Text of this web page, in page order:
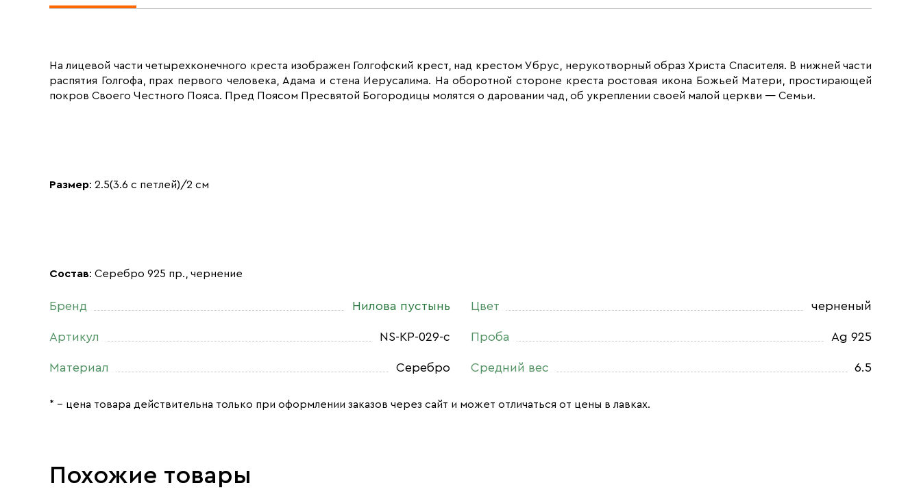
На лицевой части четырехконечного креста изображен Голгофский крест, над крестом Убрус, нерукотворный образ Христа Спасителя. В нижней части
распятия Голгофа, прах первого человека, Адама и стена Иерусалима. На оборотной стороне креста ростовая икона Божьей Матери, простирающей
покров Своего Честного Пояса. Пред Поясом Пресвятой Богородицы молятся о даровании чад, об укреплении своей малой церкви — Семьи.
Размер: 2.5(3.6 с петлей)/2 см
Состав: Серебро 925 пр., чернение
Бренд Нилова пустынь
Артикул NS-КР-029-с
Материал Серебро
Цвет черненый
Проба Ag 925
Средний вес 6.5
* – цена товара действительна только при оформлении заказов через сайт и может отличаться от цены в лавках.
Похожие товары